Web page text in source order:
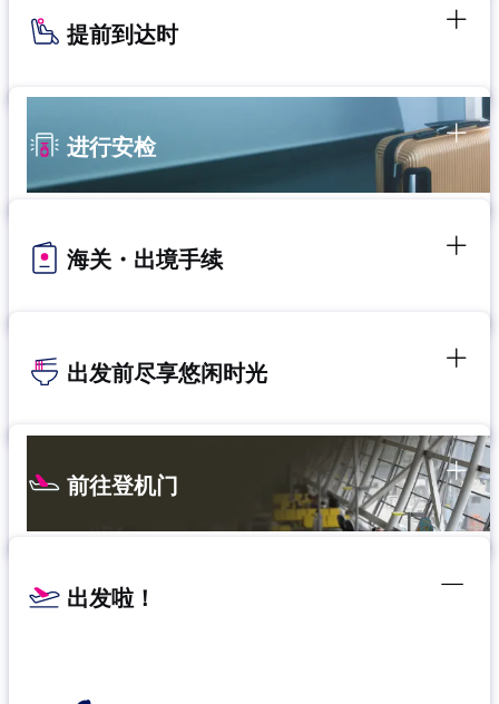
提前到达时
进行安检
海关・出境手续
出发前尽享悠闲时光
前往登机门
出发啦！